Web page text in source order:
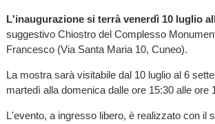
L'inaugurazione si terrà venerdì 10 luglio
suggestivo Chiostro del Complesso
Francesco (Via Santa Maria 10, Cuneo).
La mostra sarà visitabile dal 10 luglio al 6
martedì alla domenica dalle ore 15:30 alle ore
L'evento, a ingresso libero, è realizzato con il